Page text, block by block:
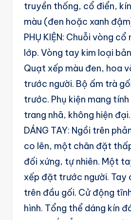
truyền thống, cổ điển,
màu (đen hoặc xanh
PHỤ KIỆN: Chuỗi vòng
lớp. Vòng tay kim loại
Quạt xếp màu đen, hoa
trước người. Bộ ấm trà
trước. Phụ kiện mang
trang nhã, không hiện
DÁNG TAY: Ngồi trên
co lên, một chân đặt
đối xứng, tự nhiên. Một
xếp đặt trước người. Tay
trên đầu gối. Cử động
hình. Tổng thể dáng kín